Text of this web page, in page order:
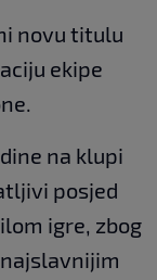
novu titulu
ekipe
na klupi
posjed
igre, zbog